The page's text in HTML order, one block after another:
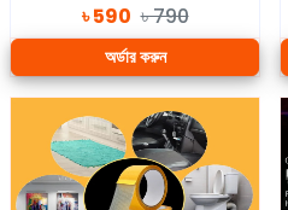
৳ 590 ৳ 790
অর্ডার করুন